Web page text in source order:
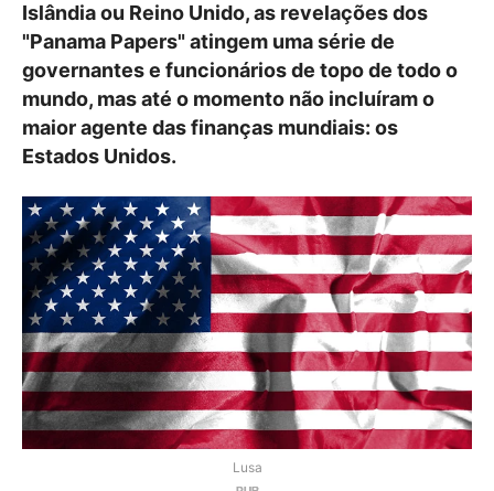
Islândia ou Reino Unido, as revelações dos
"Panama Papers" atingem uma série de
governantes e funcionários de topo de todo o
mundo, mas até o momento não incluíram o
maior agente das finanças mundiais: os
Estados Unidos.
Lusa